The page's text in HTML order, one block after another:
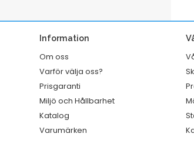
Information
Om oss
Varför välja oss?
Prisgaranti
Miljö och Hållbarhet
Katalog
Varumärken